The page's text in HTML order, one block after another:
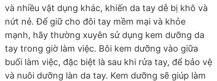
và nhiều vật dụng khác, khiến da tay dễ bị khô và
nứt nẻ. Để giữ cho đôi tay mềm mại và khỏe
mạnh, hãy thường xuyên sử dụng kem dưỡng da
tay trong giờ làm việc. Bôi kem dưỡng vào giữa
buổi làm việc, đặc biệt là sau khi rửa tay, để bảo vệ
và nuôi dưỡng làn da tay. Kem dưỡng sẽ giúp làm